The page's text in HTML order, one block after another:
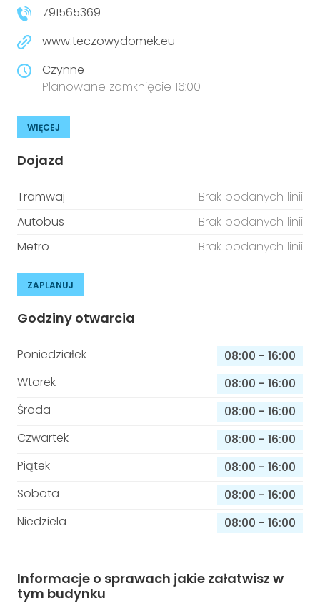
791565369
www.teczowydomek.eu
Czynne
Planowane zamknięcie 16:00
WIĘCEJ
Dojazd
Tramwaj
Brak podanych linii
Autobus
Brak podanych linii
Metro
Brak podanych linii
ZAPLANUJ
Godziny otwarcia
Poniedziałek 08:00 - 16:00
Wtorek
08:00 - 16:00
Środa
08:00 - 16:00
Czwartek
08:00 - 16:00
Piątek
08:00 - 16:00
Sobota
08:00 - 16:00
Niedziela
08:00 - 16:00
Informacje o sprawach jakie załatwisz w
tym budynku